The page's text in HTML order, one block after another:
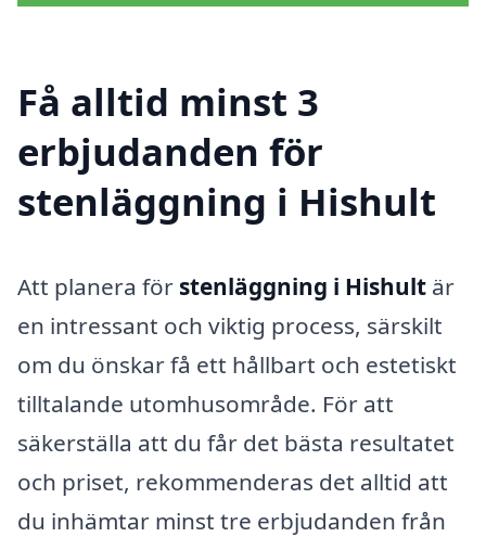
Få alltid minst 3
erbjudanden för
stenläggning i Hishult
Att planera för stenläggning i Hishult är
en intressant och viktig process, särskilt
om du önskar få ett hållbart och estetiskt
tilltalande utomhusområde. För att
säkerställa att du får det bästa resultatet
och priset, rekommenderas det alltid att
du inhämtar minst tre erbjudanden från